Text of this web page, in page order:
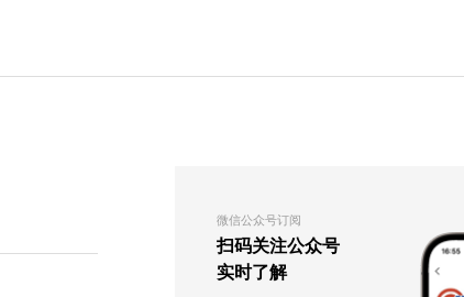
微信公众号订阅
扫码关注公众号
实时了解